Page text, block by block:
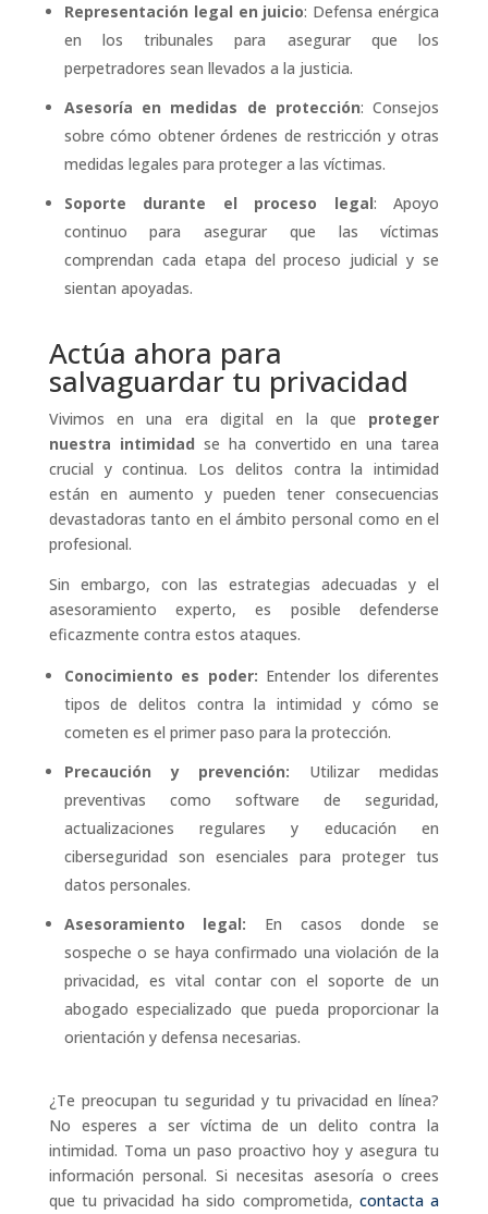
Representación legal en juicio: Defensa enérgica
en los tribunales para asegurar que los
perpetradores sean llevados a la justicia.
Asesoría en medidas de protección: Consejos
sobre cómo obtener órdenes de restricción y otras
medidas legales para proteger a las víctimas.
Soporte durante el proceso legal: Apoyo
continuo para asegurar que las víctimas
comprendan cada etapa del proceso judicial y se
sientan apoyadas.
Actúa ahora para
salvaguardar tu privacidad
Vivimos en una era digital en la que proteger
nuestra intimidad se ha convertido en una tarea
crucial y continua. Los delitos contra la intimidad
están en aumento y pueden tener consecuencias
devastadoras tanto en el ámbito personal como en el
profesional.
Sin embargo, con las estrategias adecuadas y el
asesoramiento experto, es posible defenderse
eficazmente contra estos ataques.
Conocimiento es poder: Entender los diferentes
tipos de delitos contra la intimidad y cómo se
cometen es el primer paso para la protección.
Precaución y prevención: Utilizar medidas
preventivas como software de seguridad,
actualizaciones regulares y educación en
ciberseguridad son esenciales para proteger tus
datos personales.
Asesoramiento legal: En casos donde se
sospeche o se haya confirmado una violación de la
privacidad, es vital contar con el soporte de un
abogado especializado que pueda proporcionar la
orientación y defensa necesarias.
¿Te preocupan tu seguridad y tu privacidad en línea?
No esperes a ser víctima de un delito contra la
intimidad. Toma un paso proactivo hoy y asegura tu
información personal. Si necesitas asesoría o crees
que tu privacidad ha sido comprometida, contacta a